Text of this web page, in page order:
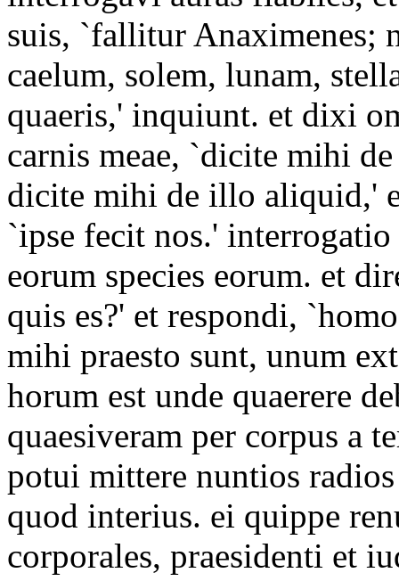
suis, `fallitur Anaximenes;
caelum, solem, lunam,
quaeris,' inquiunt. et dixi
carnis meae, `dicite mihi
dicite mihi de illo aliquid,'
`ipse fecit nos.'
eorum species eorum. et
quis es?' et respondi,
mihi praesto sunt, unum
horum est unde quaerere
quaesiveram per corpus a
potui mittere nuntios
quod interius. ei quippe
corporales, praesidenti et